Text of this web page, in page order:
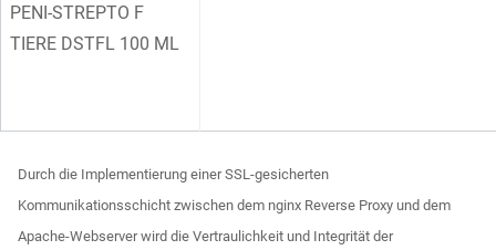
PENI-STREPTO F
TIERE DSTFL 100 ML
Durch die Implementierung einer SSL-gesicherten
Kommunikationsschicht zwischen dem nginx Reverse Proxy und dem
Apache-Webserver wird die Vertraulichkeit und Integrität der